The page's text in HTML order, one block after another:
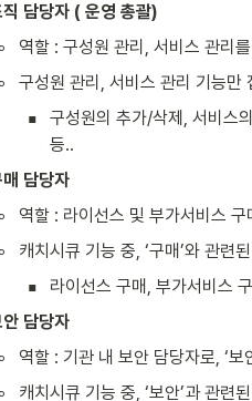
직 담당자 ( 운영 총괄)
역할 : 구성원 관리, 서비스 관리
구성원 관리, 서비스 관리 기능만
▪
구성원의 추가/삭제, 서비스
등..
담당자
역할 : 라이선스 및 부가서비스
캐치시큐 기능 중, ‘구매’와 관련
▪ 라이선스 구매, 부가서비스
담당자
역할 : 기관 내 보안 담당자로, ‘
캐치시큐 기능 중, ‘보안’과 관련